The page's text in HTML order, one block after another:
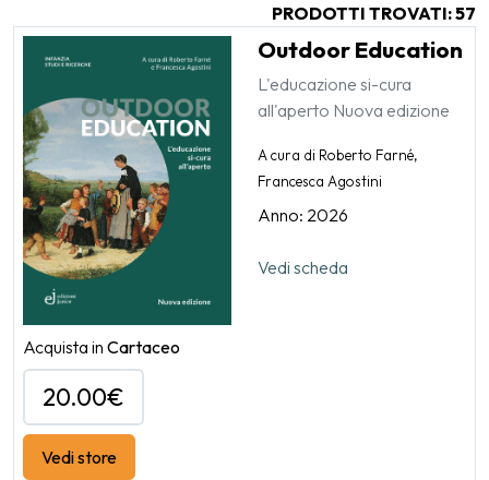
PRODOTTI TROVATI: 57
Outdoor Education
L'educazione si-cura
all'aperto Nuova edizione
A cura di Roberto Farné,
Francesca Agostini
Anno: 2026
Vedi scheda
Acquista in Cartaceo
20.00€
Vedi store